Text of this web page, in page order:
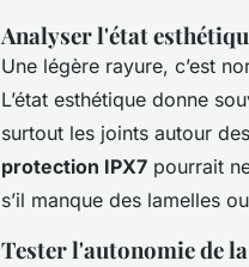
Analyser l'état
Une légère rayure, c’est
L’état esthétique donne
surtout les joints autour
protection IPX7 pourrait
s’il manque des lamelles
Tester l'autonomie de